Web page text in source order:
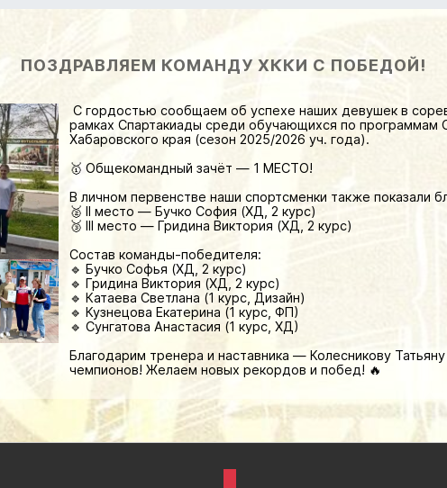
ПОЗДРАВЛЯЕМ КОМАНДУ ХККИ С ПОБЕДОЙ!
С гордостью сообщаем об успехе наших девушек в
рамках Спартакиады среди обучающихся по программам
Хабаровского края (сезон 2025/2026 уч. года).
🥇 Общекомандный зачёт — 1 МЕСТО!
В личном первенстве наши спортсменки также показали
🥈 II место — Бучко София (ХД, 2 курс)
🥉 III место — Гридина Виктория (ХД, 2 курс)
Состав команды-победителя:
🔹 Бучко Софья (ХД, 2 курс)
🔹 Гридина Виктория (ХД, 2 курс)
🔹 Катаева Светлана (1 курс, Дизайн)
🔹 Кузнецова Екатерина (1 курс, ФП)
🔹 Сунгатова Анастасия (1 курс, ХД)
Благодарим тренера и наставника — Колесникову
чемпионов! Желаем новых рекордов и побед! 🔥